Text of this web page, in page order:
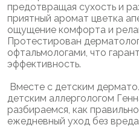
предотвращая сухость и
приятный аромат цветка
ощущение комфорта и
Протестирован
офтальмологами, что
эффективность.
Вместе с детским
детским аллергологом
разбираемся, как
ежедневный уход без